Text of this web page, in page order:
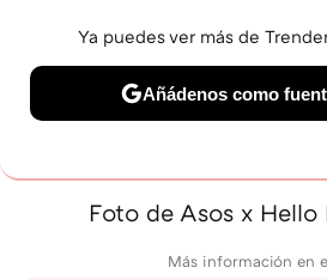
BELLEZA SHOPPING VIAJES
Foto de Asos x
Más información en
Ya puedes ver más de
Añádenos como